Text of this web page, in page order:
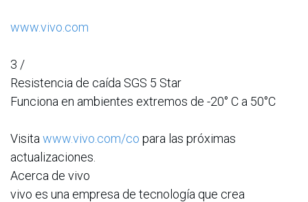
www.vivo.com
3 /
Resistencia de caída SGS 5 Star
Funciona en ambientes extremos de -20° C a 50°C
Visita www.vivo.com/co para las próximas
actualizaciones.
Acerca de vivo
vivo es una empresa de tecnología que crea